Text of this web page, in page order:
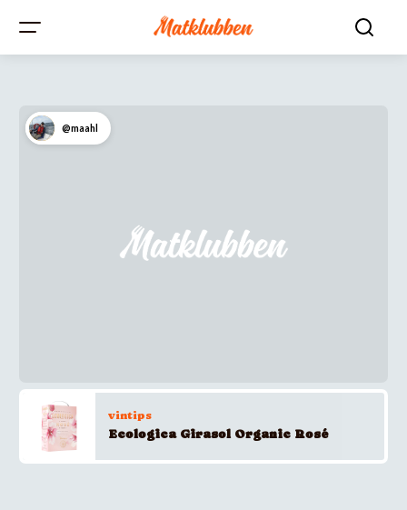
@maahl
vintips
Ecologica Girasol Organic Rosé